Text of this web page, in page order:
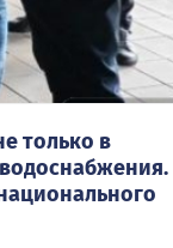
только в